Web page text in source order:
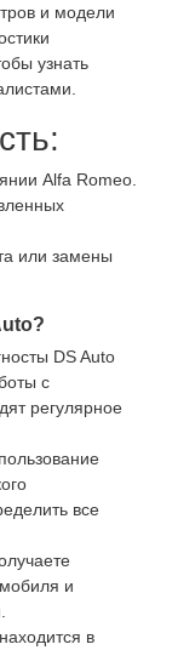
и модели
узнать
Alfa Romeo.
или замены
DS Auto
с
регулярное
все
и
в